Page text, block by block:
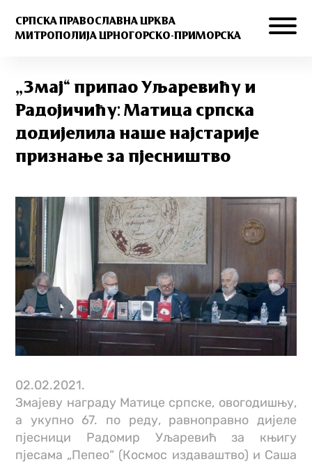
СРПСКА ПРАВОСЛАВНА ЦРКВА
МИТРОПОЛИЈА ЦРНОГОРСКО-ПРИМОРСКА
„Змај“ припао Уљаревићу и
Радојичићу: Матица српска
додијелила наше најстарије
признање за пјесништво
02.02.2021.
Змајеву награду Матице српске, овогодишњу,
а укупно 67. по реду, равноправно дијеле
пјесници Радомир Уљаревић за књигу
пјесама „Пепео“ (Космос издаваштво) и Саша